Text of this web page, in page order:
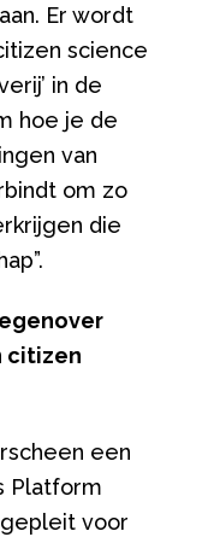
Er wordt
science
in de
hoe je de
van
om zo
die
citizen
een
Platform
voor